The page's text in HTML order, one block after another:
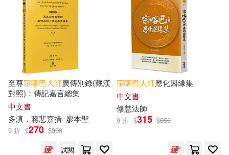
顏嘉成(4) （德）巴赫(4)
（日）高濱正伸等(4)
（法）德魯斯·泰勒(4)
Helena(3)
《巴拉根倉傳奇》編委會(3)
世界圖書出版公司北京公司(10)
中國財政經濟出版社(10)
人民文學出版社(10)
北京大學出版社(10)
環球 Blue Note(10)
至尊宗喀巴大師廣傳別錄(藏漢
對照)：傳記嘉言總集
中文書
多滇．蔣悲嘉措 廖本聖
9 折 $270 $300
試閱
宗喀巴大師應化因緣集
中文書
修慧法師
9 折 $315 $350